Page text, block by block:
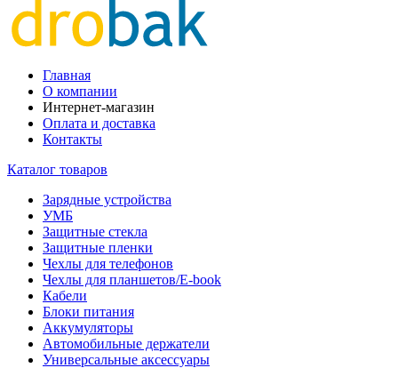
Главная
О компании
Интернет-магазин
Оплата и доставка
Контакты
Каталог товаров
Зарядные устройства
УМБ
Защитные стекла
Защитные пленки
Чехлы для телефонов
Чехлы для планшетов/E-book
Кабели
Блоки питания
Аккумуляторы
Автомобильные держатели
Универсальные аксессуары